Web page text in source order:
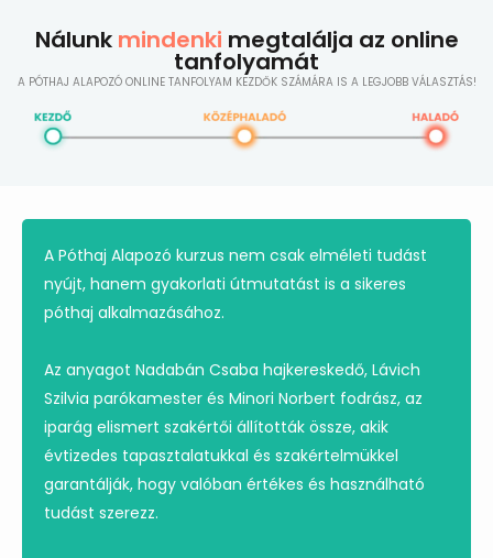
Nálunk mindenki megtalálja az online
tanfolyamát
A PÓTHAJ ALAPOZÓ ONLINE TANFOLYAM KEZDŐK SZÁMÁRA IS A LEGJOBB VÁLASZTÁS!
A Póthaj Alapozó kurzus nem csak elméleti tudást
nyújt, hanem gyakorlati útmutatást is a sikeres
póthaj alkalmazásához.
Az anyagot Nadabán Csaba hajkereskedő, Lávich
Szilvia parókamester és Minori Norbert fodrász, az
iparág elismert szakértői állították össze, akik
évtizedes tapasztalatukkal és szakértelmükkel
garantálják, hogy valóban értékes és használható
tudást szerezz.